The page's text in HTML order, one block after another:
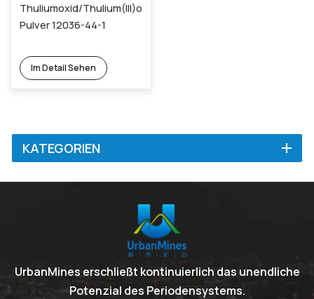
Thuliumoxid/Thulium(III)oxid/Thuliumsesquioxid/Tm2O3
Pulver 12036-44-1
Im Detail Sehen
KATEGORIEN
UrbanMines erschließt kontinuierlich das unendliche
Potenzial des Periodensystems.